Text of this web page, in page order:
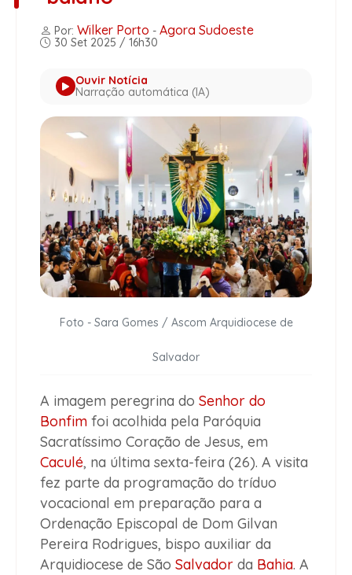
Por: Wilker Porto - Agora Sudoeste
30 Set 2025 / 16h30
Ouvir Notícia
Narração automática (IA)
Foto - Sara Gomes / Ascom Arquidiocese de
Salvador
A imagem peregrina do Senhor do
Bonfim foi acolhida pela Paróquia
Sacratíssimo Coração de Jesus, em
Caculé, na última sexta-feira (26). A visita
fez parte da programação do tríduo
vocacional em preparação para a
Ordenação Episcopal de Dom Gilvan
Pereira Rodrigues, bispo auxiliar da
Arquidiocese de São Salvador da Bahia. A